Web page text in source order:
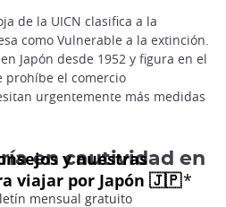
de la UICN clasifica a la
como Vulnerable a la extinción.
Japón desde 1952 y figura en el
prohíbe el comercio
urgentemente más medidas
en cautividad en